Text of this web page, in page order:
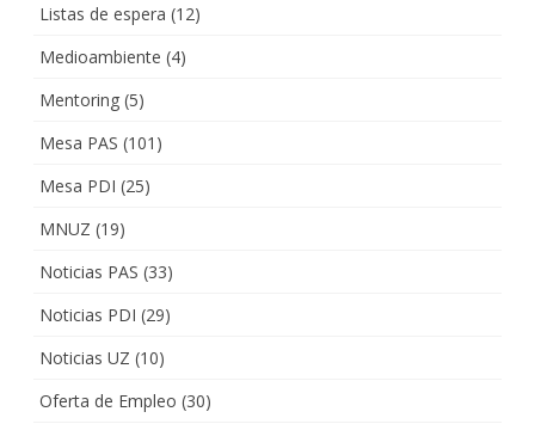
Listas de espera (12)
Medioambiente (4)
Mentoring (5)
Mesa PAS (101)
Mesa PDI (25)
MNUZ (19)
Noticias PAS (33)
Noticias PDI (29)
Noticias UZ (10)
Oferta de Empleo (30)